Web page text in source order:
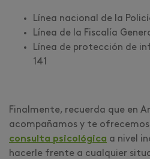
Línea nacional de la
Línea de la Fiscalía
Línea de protección de
141
Finalmente, recuerda que en
acompañamos y te
consulta psicológica a nivel
hacerle frente a cualquier